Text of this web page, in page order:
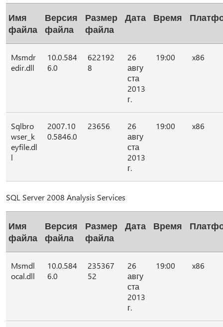
Имя
файла
Версия
файла
Размер
файла
Дата Время
Msmdr
edir.dll
10.0.584
6.0
622192
8
26
авгу
ста
2013
г.
19:00 x86
Sqlbro
wser_k
eyfile.dl
l
2007.10
0.5846.0
23656
26
авгу
ста
2013
г.
19:00 x86
SQL Server 2008 Analysis Services
Имя
файла
Версия
файла
Размер
файла
Дата Время
Msmdl
ocal.dll
10.0.584
6.0
235367
52
26
авгу
ста
2013
г.
19:00 x86